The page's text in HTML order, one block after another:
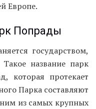
Европе.
Попрады
государством,
название парк
которая протекает
Парка составляют
из самых крупных